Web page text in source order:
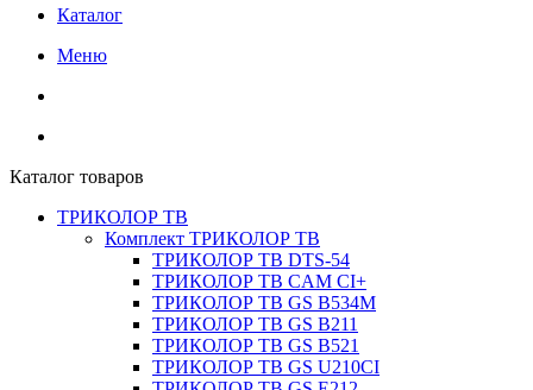
Каталог
Меню
Каталог товаров
ТРИКОЛОР ТВ
Комплект ТРИКОЛОР ТВ
ТРИКОЛОР ТВ DTS-54
ТРИКОЛОР ТВ CAM CI+
ТРИКОЛОР ТВ GS B534M
ТРИКОЛОР ТВ GS B211
ТРИКОЛОР ТВ GS B521
ТРИКОЛОР ТВ GS U210CI